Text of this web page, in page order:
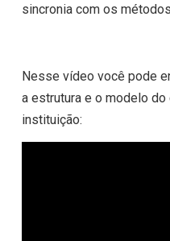
sincronia com os
Nesse vídeo você pode
a estrutura e o modelo
instituição: